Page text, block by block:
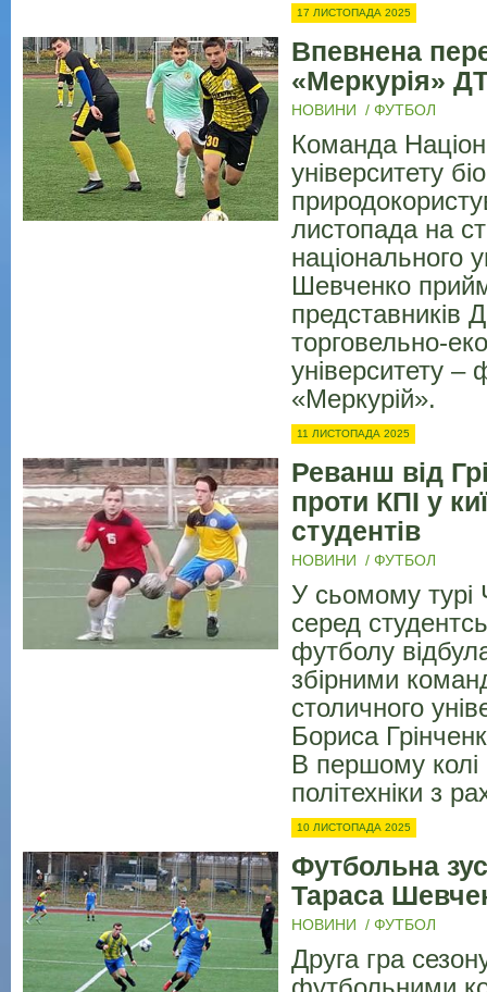
17 ЛИСТОПАДА 2025
Впевнена
«Меркурія»
НОВИНИ / ФУТБОЛ
Команда
університету
листопада на
національного
Шевченко
представників
торговельно-
університету –
«Меркурій».
11 ЛИСТОПАДА 2025
Реванш від
проти КПІ у
студентів
НОВИНИ / ФУТБОЛ
У сьомому турі
серед
футболу
збірними
столичного
Бориса
В першому колі
політехніки з
10 ЛИСТОПАДА 2025
Футбольна
Тараса
НОВИНИ / ФУТБОЛ
Друга гра